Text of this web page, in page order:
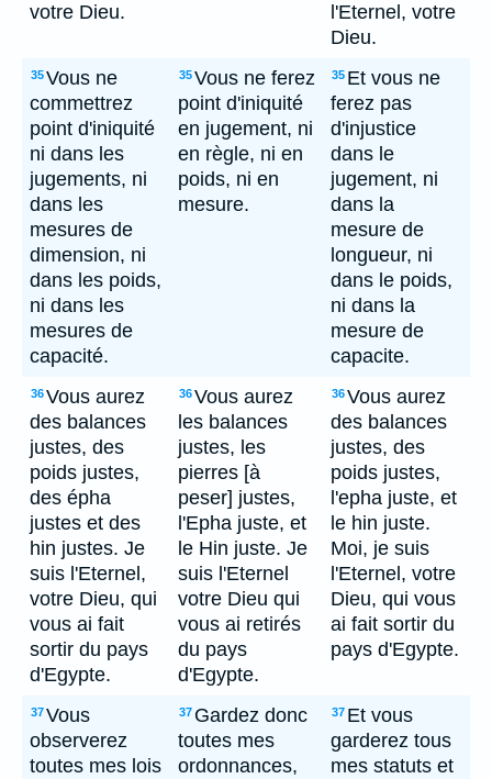
votre Dieu.
l'Eternel, votre
Dieu.
35Vous ne
commettrez
point d'iniquité
ni dans les
jugements, ni
dans les
mesures de
dimension, ni
dans les poids,
ni dans les
mesures de
capacité.
35Vous ne ferez
point d'iniquité
en jugement, ni
en règle, ni en
poids, ni en
mesure.
35 Et vous ne
ferez pas
d'injustice
dans le
jugement, ni
dans la
mesure de
longueur, ni
dans le poids,
ni dans la
mesure de
capacite.
36Vous aurez
des balances
justes, des
poids justes,
des épha
justes et des
hin justes. Je
suis l'Eternel,
votre Dieu, qui
vous ai fait
sortir du pays
d'Egypte.
36Vous aurez
les balances
justes, les
pierres [à
peser] justes,
l'Epha juste, et
le Hin juste. Je
suis l'Eternel
votre Dieu qui
vous ai retirés
du pays
d'Egypte.
36Vous aurez
des balances
justes, des
poids justes,
l'epha juste, et
le hin juste.
Moi, je suis
l'Eternel, votre
Dieu, qui vous
ai fait sortir du
pays d'Egypte.
37Vous
observerez
toutes mes lois
37 Gardez donc
toutes mes
ordonnances,
37 Et vous
garderez tous
mes statuts et